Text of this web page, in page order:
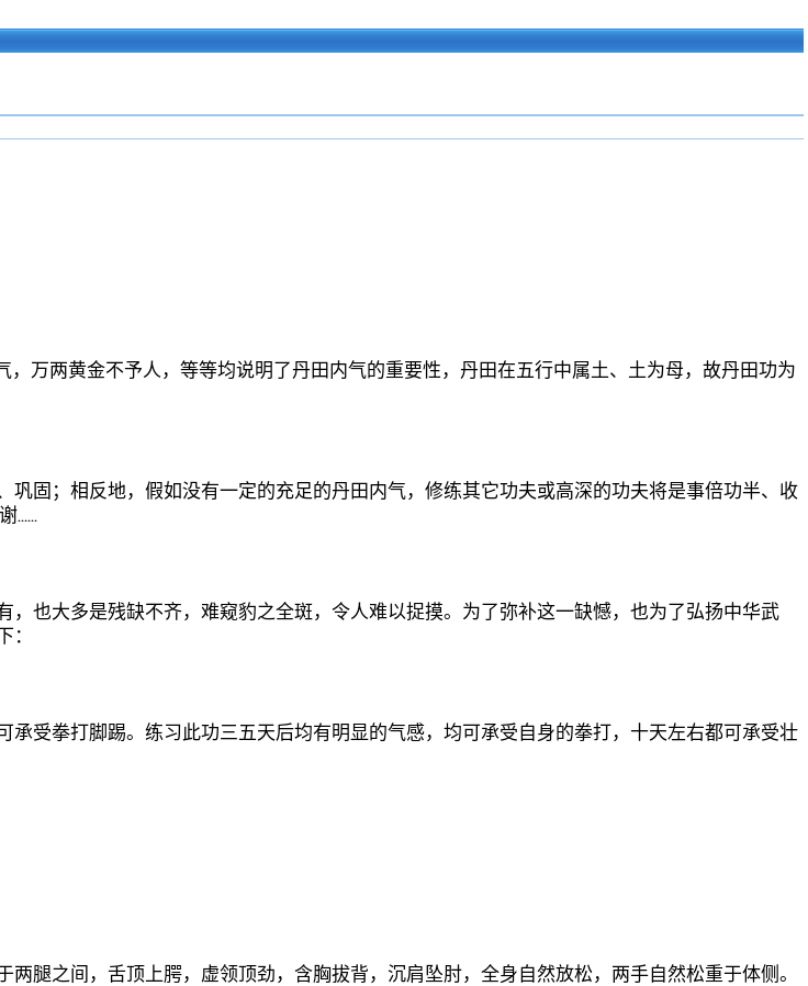
，万两黄金不予人，等等均说明了丹田内气的重要性，丹田在五行中属土、土为母，故丹田功为
固；相反地，假如没有一定的充足的丹田内气，修练其它功夫或高深的功夫将是事倍功半、收
……
也大多是残缺不齐，难窥豹之全斑，令人难以捉摸。为了弥补这一缺憾，也为了弘扬中华武
：
受拳打脚踢。练习此功三五天后均有明显的气感，均可承受自身的拳打，十天左右都可承受壮
腿之间，舌顶上腭，虚领顶劲，含胸拔背，沉肩坠肘，全身自然放松，两手自然松重于体侧。